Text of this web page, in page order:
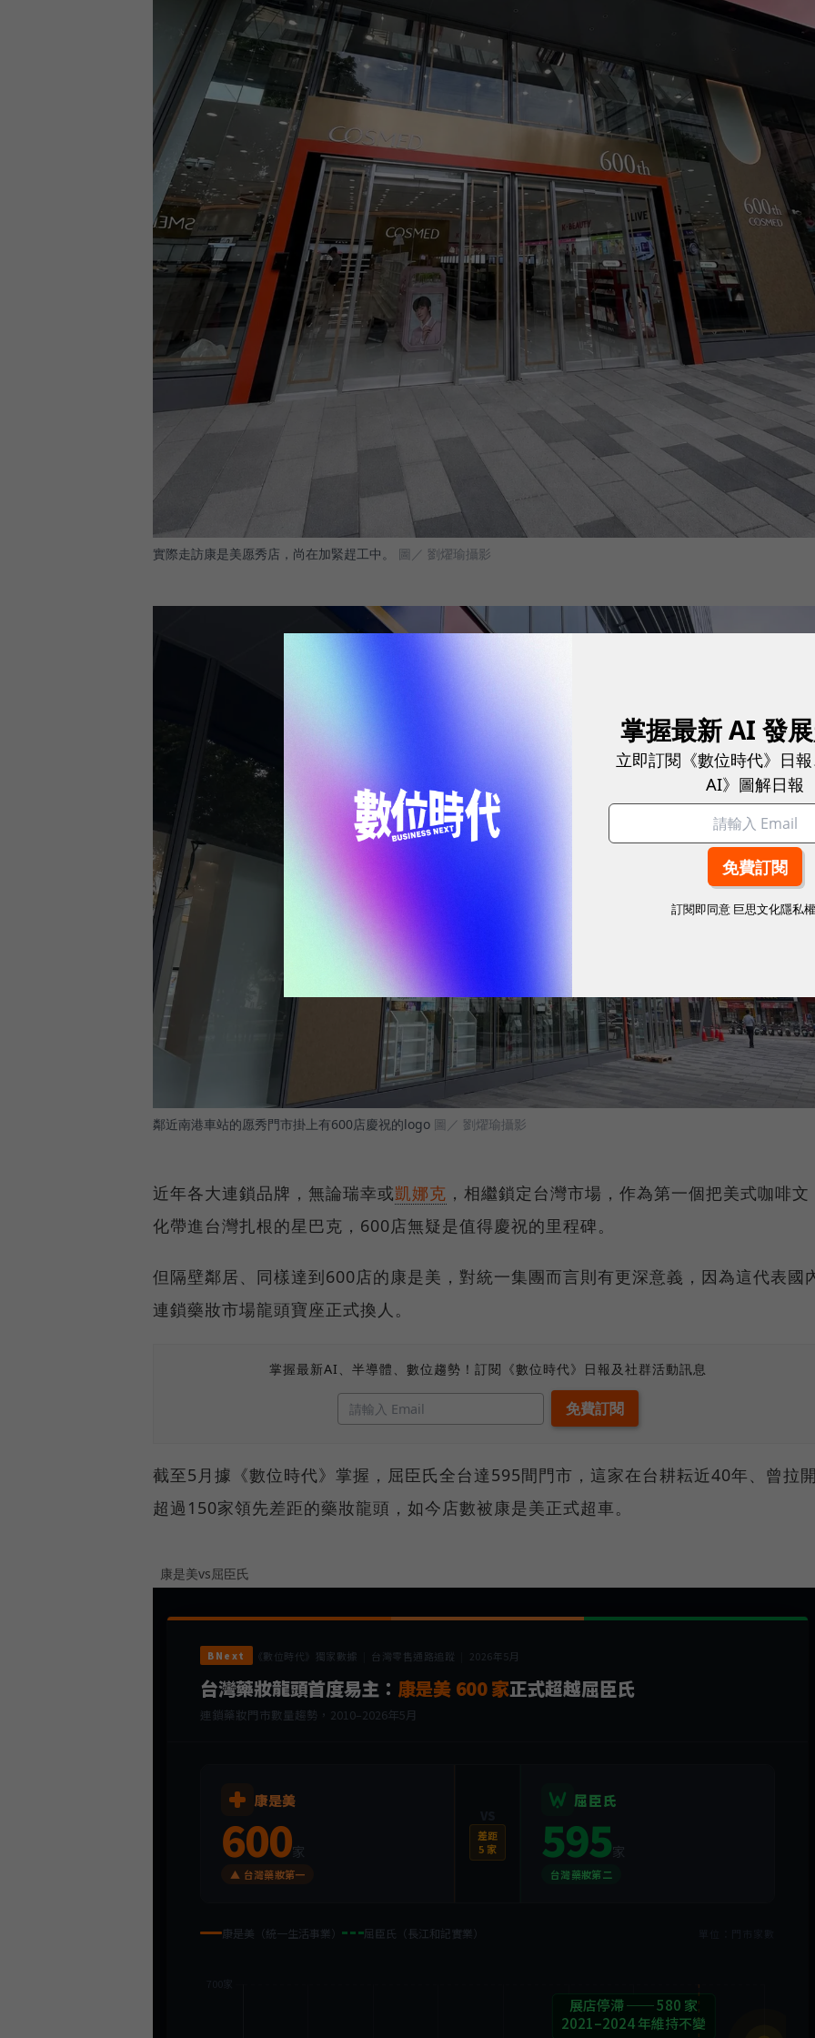
實際走訪康是美愿秀店，尚在加緊趕工中。 圖／ 劉燿瑜攝影
鄰近南港車站的愿秀門市掛上有600店慶祝的logo 圖／ 劉燿瑜攝影
近年各大連鎖品牌，無論瑞幸或凱娜克 ，相繼鎖定台灣市場，作為第一個把美式咖啡文
化帶進台灣扎根的星巴克，600店無疑是值得慶祝的里程碑。
但隔壁鄰居、同樣達到600店的康是美，對統一集團而言則有更深意義，因為這代表國
連鎖藥妝市場龍頭寶座正式換人。
掌握最新AI、半導體、數位趨勢！訂閱《數位時代》日報及社群活動訊息
截至5月據《數位時代》掌握，屈臣氏全台達595間門市，這家在台耕耘近40年、曾拉
超過150家領先差距的藥妝龍頭，如今店數被康是美正式超車。
康是美vs屈臣氏
掌握最新 AI 發
立即訂閱《數位時代》日
AI》圖解日報
訂閱即同意 巨思文化隱私